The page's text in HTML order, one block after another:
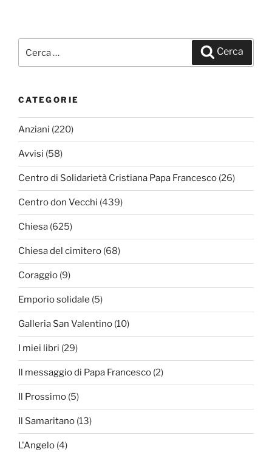
Cerca
CATEGORIE
Anziani (220)
Avvisi (58)
Centro di Solidarietà Cristiana Papa Francesco (26)
Centro don Vecchi (439)
Chiesa (625)
Chiesa del cimitero (68)
Coraggio (9)
Emporio solidale (5)
Galleria San Valentino (10)
I miei libri (29)
Il messaggio di Papa Francesco (2)
Il Prossimo (5)
Il Samaritano (13)
L'Angelo (4)